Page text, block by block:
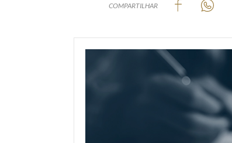
COMPARTILHAR